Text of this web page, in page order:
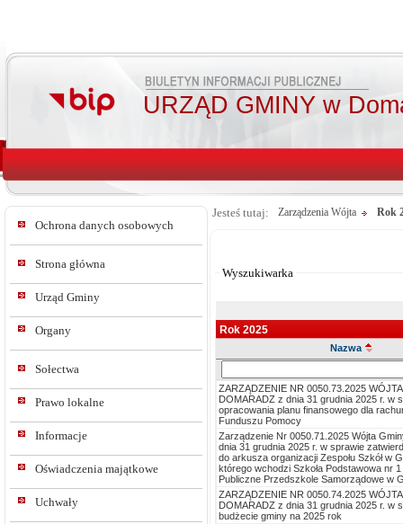
URZĄD GMINY w
Ochrona danych osobowych
Strona główna
Urząd Gminy
Organy
Sołectwa
Prawo lokalne
Informacje
Oświadczenia majątkowe
Uchwały
Jesteś tutaj: Zarządzenia Wójta Rok
Wyszukiwarka
Rok 2025
Nazwa
w
tresc_tytul
ZARZĄDZENIE NR 0050.73.2025
DOMARADZ z dnia 31 grudnia 2025 r. w
opracowania planu finansowego dla
Funduszu Pomocy
Zarządzenie Nr 0050.71.2025 Wójta
dnia 31 grudnia 2025 r. w sprawie
do arkusza organizacji Zespołu Szkół w
którego wchodzi Szkoła Podstawowa nr
Publiczne Przedszkole Samorządowe w
ZARZĄDZENIE NR 0050.74.2025
DOMARADZ z dnia 31 grudnia 2025 r. w
budżecie gminy na 2025 rok